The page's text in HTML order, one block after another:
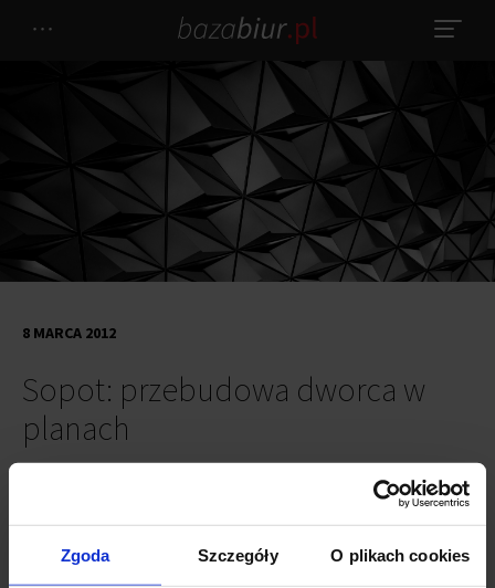
Zgoda Szczegóły O plikach cookies
Sopot: przebudowa dworca w
planach
8 MARCA 2012
Na początku roku władze Sopotu, Polskie Koleje Państwowe oraz
publiczno-prywatnym dotyczącą budowy kompleksu
komercyjnego o powierzchni użytkowej ok. 13 000 mkw.